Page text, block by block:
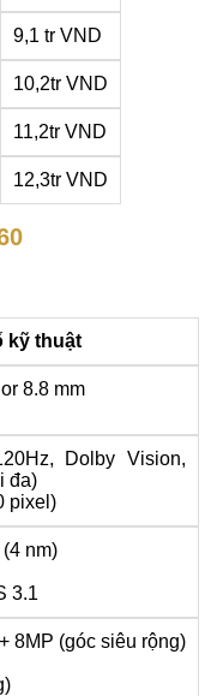
9,1 tr VND
10,2tr VND
11,2tr VND
12,3tr VND
kỹ thuật
8.8 mm
Dolby Vision,
đa)
pixel)
nm)
3.1
8MP (góc siêu rộng)